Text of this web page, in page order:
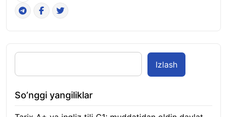
Izlash
So’nggi yangiliklar